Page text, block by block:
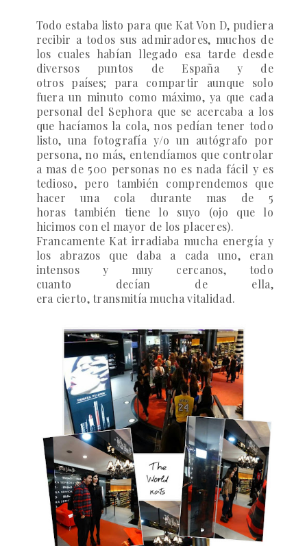
Todo estaba listo para que Kat Von D, pudiera
recibir a todos sus admiradores, muchos de
los cuales habían llegado esa tarde desde
diversos puntos de España y de
otros países; para compartir aunque solo
fuera un minuto como máximo, ya que cada
personal del Sephora que se acercaba a los
que hacíamos la cola, nos pedían tener todo
listo, una fotografía y/o un autógrafo por
persona, no más, entendíamos que controlar
a mas de 500 personas no es nada fácil y es
tedioso, pero también comprendemos que
hacer una cola durante mas de 5
horas también tiene lo suyo (ojo que lo
hicimos con el mayor de los placeres).
Francamente Kat irradiaba mucha energía y
los abrazos que daba a cada uno, eran
intensos y muy cercanos, todo
cuanto decían de ella,
era cierto, transmitía mucha vitalidad.